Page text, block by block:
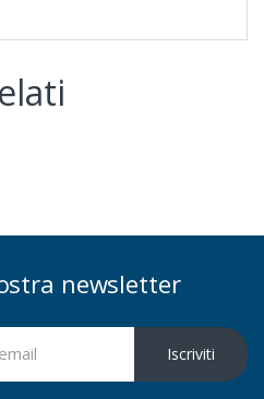
newsletter
Iscriviti